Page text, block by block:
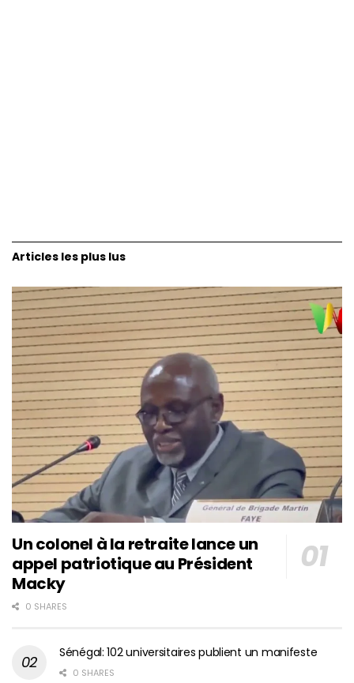
Articles les plus lus
Un colonel à la retraite lance un
appel patriotique au Président
Macky
0 SHARES
Sénégal: 102 universitaires publient un manifeste
0 SHARES